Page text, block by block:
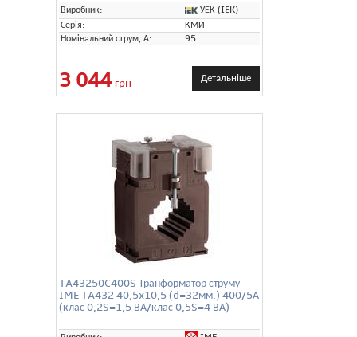
Виробник:
УЕК (IEK)
Серія:
КМИ
Номінальний струм, А:
95
3 044грн Детальніше
TA43250C400S Транформатор струму
IME TA432 40,5x10,5 (d=32мм.) 400/5А
(клас 0,2S=1,5 ВА/клас 0,5S=4 ВА)